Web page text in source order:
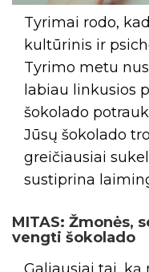
Tyrimai rodo,
kultūrinis ir
Tyrimo metu
labiau linkusios
šokolado
Jūsų šokolado
greičiausiai
sustiprina
MITAS: Žmonės,
vengti šokolado
Galiausiai tai, ką